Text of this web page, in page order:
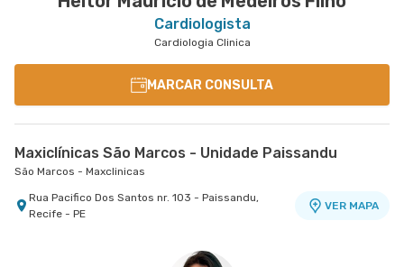
Cardiologista
Cardiologia Clinica
MARCAR CONSULTA
Maxiclínicas São Marcos - Unidade Paissandu
São Marcos - Maxclinicas
Rua Pacifico Dos Santos nr. 103 - Paissandu,
Recife - PE
VER MAPA